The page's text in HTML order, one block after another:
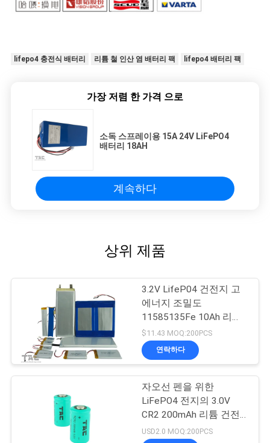
lifepo4 충전식 배터리 리튬 철 인산 염 배터리 팩 lifepo4 배터리 팩
가장 저렴 한 가격 으로
소독 스프레이용 15A 24V LiFePO4
배터리 18AH
계속하다
상위 제품
3.2V LifeP04 건전지 고
에너지 조밀도
11585135Fe 10Ah 리튬
철 인산염
$11.43 MOQ:200PCS
연락하다
자오선 펜을 위한
LiFePO4 전지의 3.0V
CR2 200mAh 리튬 건전
지
USD2.0 MOQ:200PCS